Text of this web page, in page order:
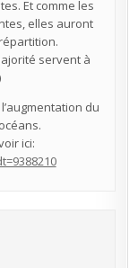
Et comme les
elles auront
servent à
du
ici: